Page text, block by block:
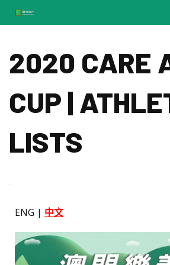
content
2020 CARE
CUP |
LISTS
ENG | 中文